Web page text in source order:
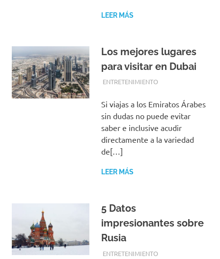
LEER MÁS
Los mejores lugares
para visitar en Dubai
JUNIO 2, 2019
EQUIPO DE REDACCIÓN
ENTRETENIMIENTO
Si viajas a los Emiratos Árabes
sin dudas no puede evitar
saber e inclusive acudir
directamente a la variedad
de[…]
LEER MÁS
5 Datos
impresionantes sobre
Rusia
MAYO 4, 2019
EQUIPO DE REDACCIÓN
ENTRETENIMIENTO